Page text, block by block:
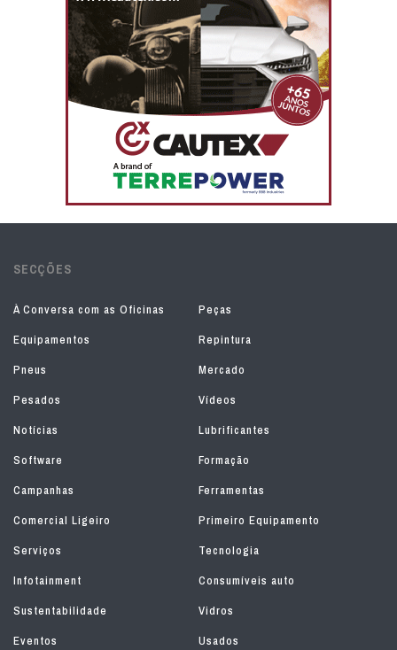
SECÇÕES
À Conversa com as Oficinas
Peças
Equipamentos
Repintura
Pneus
Mercado
Pesados
Vídeos
Notícias
Lubrificantes
Software
Formação
Campanhas
Ferramentas
Comercial Ligeiro
Primeiro Equipamento
Serviços
Tecnologia
Infotainment
Consumíveis auto
Sustentabilidade
Vidros
Eventos
Usados